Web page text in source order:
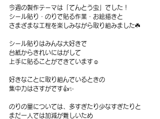
今週の製作テーマは「てんとう虫」でした！
シール貼り・のりで貼る作業・お絵描きと
さまざまな工程を楽しみながら取り組みました☘️
シール貼りはみんな大好きで
台紙からきれいにはがして
上手に貼ることができています☺️
好きなことに取り組んでいるときの
集中力はさすがです👍✨
のりの量については、多すぎたり少なすぎたりと
まだ一人では加減が難しいため